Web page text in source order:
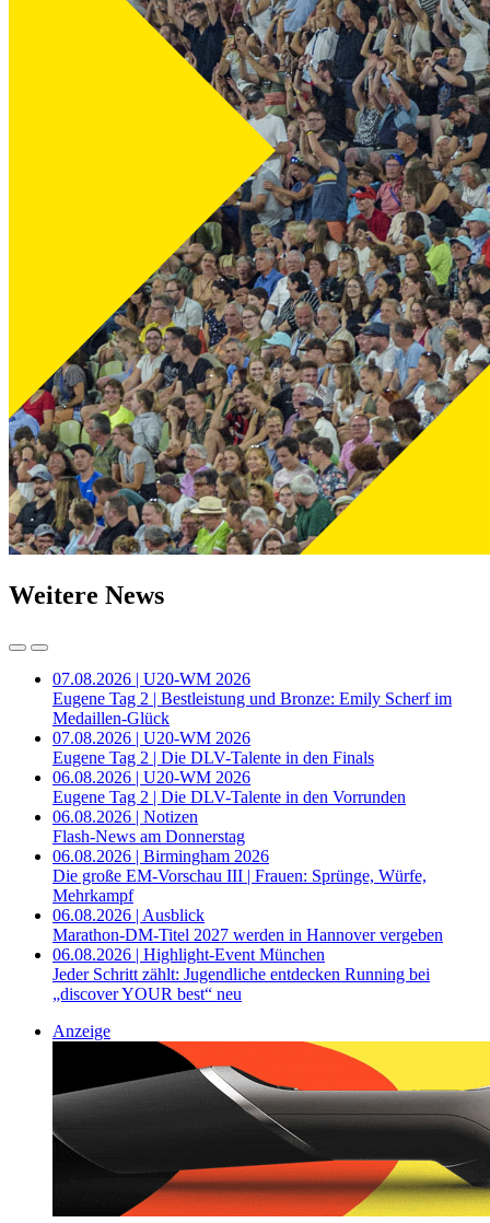
Weitere News
07.08.2026 | U20-WM 2026
Eugene Tag 2 | Bestleistung und Bronze: Emily Scherf im
Medaillen-Glück
07.08.2026 | U20-WM 2026
Eugene Tag 2 | Die DLV-Talente in den Finals
06.08.2026 | U20-WM 2026
Eugene Tag 2 | Die DLV-Talente in den Vorrunden
06.08.2026 | Notizen
Flash-News am Donnerstag
06.08.2026 | Birmingham 2026
Die große EM-Vorschau III | Frauen: Sprünge, Würfe,
Mehrkampf
06.08.2026 | Ausblick
Marathon-DM-Titel 2027 werden in Hannover vergeben
06.08.2026 | Highlight-Event München
Jeder Schritt zählt: Jugendliche entdecken Running bei
„discover YOUR best“ neu
Anzeige